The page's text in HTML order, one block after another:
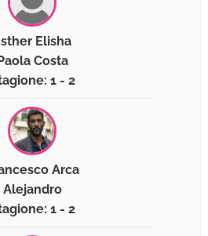
Elisha
Paola Costa
1 - 2
Arca
Alejandro
1 - 2